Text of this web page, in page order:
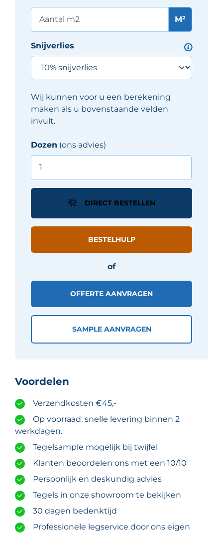
M²
Snijverlies
Wij kunnen voor u een berekening
maken als u bovenstaande velden
invult.
Dozen (ons advies)
Grandeur
STARK
-
Beige
aantal
DIRECT BESTELLEN
BESTELHULP
of
OFFERTE AANVRAGEN
SAMPLE AANVRAGEN
Voordelen
Verzendkosten €45,-
Op voorraad: snelle levering binnen 2
werkdagen.
Tegelsample mogelijk bij twijfel
Klanten beoordelen ons met een 10/10
Persoonlijk en deskundig advies
Tegels in onze showroom te bekijken
30 dagen bedenktijd
Professionele legservice door ons eigen